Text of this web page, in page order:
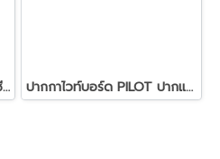
หมึกเติมปากกาไวท์บอร์ด 30 ซีซี. สีดำ ไพล็อต ปากกาไวท์บอร์ด PILOT ปากแหลม สีดำ